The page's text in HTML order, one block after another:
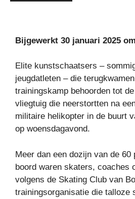
Bijgewerkt 30 januari 2025
Elite kunstschaatsers –
jeugdatleten – die
trainingskamp behoorden tot
vliegtuig die neerstortten na
militaire helikopter in de buurt
op woensdagavond.
Meer dan een dozijn van de 60
boord waren skaters, coaches
volgens de Skating Club van
trainingsorganisatie die talloze